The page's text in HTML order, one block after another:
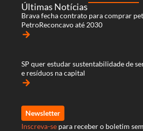
Últimas Notícias
Brava fecha contrato para comprar
PetroReconcavo até 2030
arrow_forward
SP quer estudar sustentabilidade de
e resíduos na capital
arrow_forward
Newsletter
Inscreva-se para receber o boletim